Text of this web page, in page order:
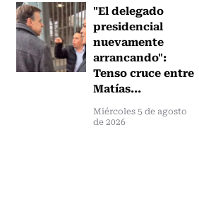
"El delegado
presidencial
nuevamente
arrancando":
Tenso cruce entre
Matías...
Miércoles 5 de agosto
de 2026